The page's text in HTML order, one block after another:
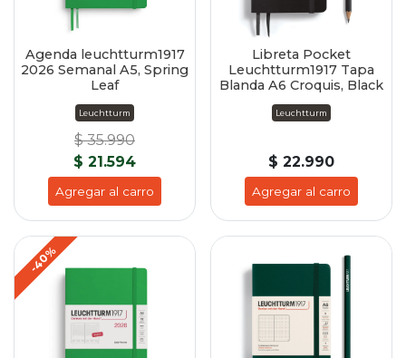
Agenda leuchtturm1917
2026 Semanal A5, Spring
Leaf
Leuchtturm
$ 35.990
$ 21.594
Agregar al carro
Libreta Pocket
Leuchtturm1917 Tapa
Blanda A6 Croquis, Black
Leuchtturm
$ 22.990
Agregar al carro
-40%